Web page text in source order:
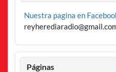
Nuestra pagina en
Páginas